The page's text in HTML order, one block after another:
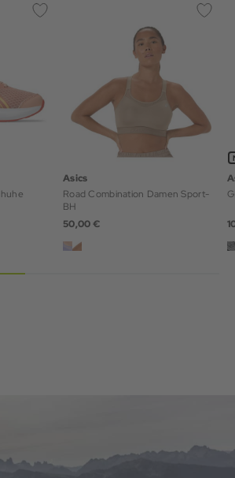
Asics
Road Combination Damen Sport-
BH
50,00 €